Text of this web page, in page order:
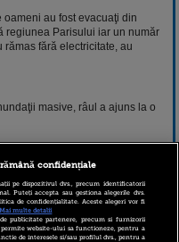
oameni au fost evacuaţi din
regiunea Parisului iar un număr
fără electricitate, au
masive, râul a ajuns la o
de transport importante în
închise până, cel puţin, pe 5
importante care merg în
închise.
confidențiale
pe dispozitivul dvs., precum identificatorii
Puteți accepta sau gestiona alegerile dvs.
de confidențialitate. Aceste alegeri vor fi
Mai multe detalii
publicitate partenere, precum si furnizorii
website-ului sa functioneze, pentru a
de interesele si/sau profilul dvs., pentru a